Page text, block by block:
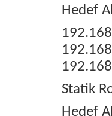
Hedef
Statik
Hedef